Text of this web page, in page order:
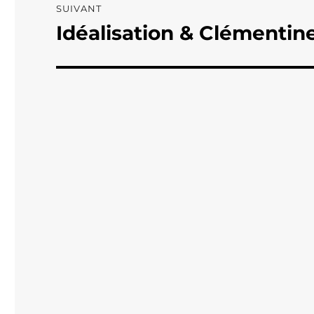
SUIVANT
Publication
Idéalisation &